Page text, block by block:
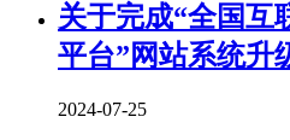
关于完成“全国互
平台”网站系统升
2024-07-25